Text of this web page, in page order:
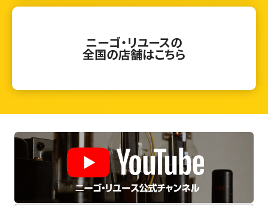
ニーゴ・リユースの
全国の店舗はこちら